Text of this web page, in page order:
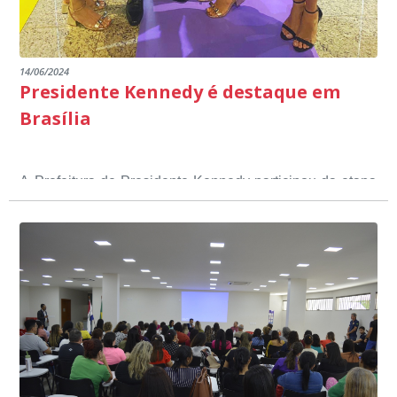
14/06/2024
Presidente Kennedy é destaque em
Brasília
A Prefeitura de Presidente Kennedy participou da etapa
nacional do 12º Prêmio Sebrae Prefeitura
Empreendedora, que visou valorizar e destacar o papel
dos gestores públicos comprometidos com o
desenvolvimento socioeconômico dos municípios, a
partir de iniciativas que estimulam o empreendedorismo,
a competitividade dos pequenos negócios e a
modernização da gestão pública local. O evento
aconteceu nesta terça-feira (11) em Brasília.